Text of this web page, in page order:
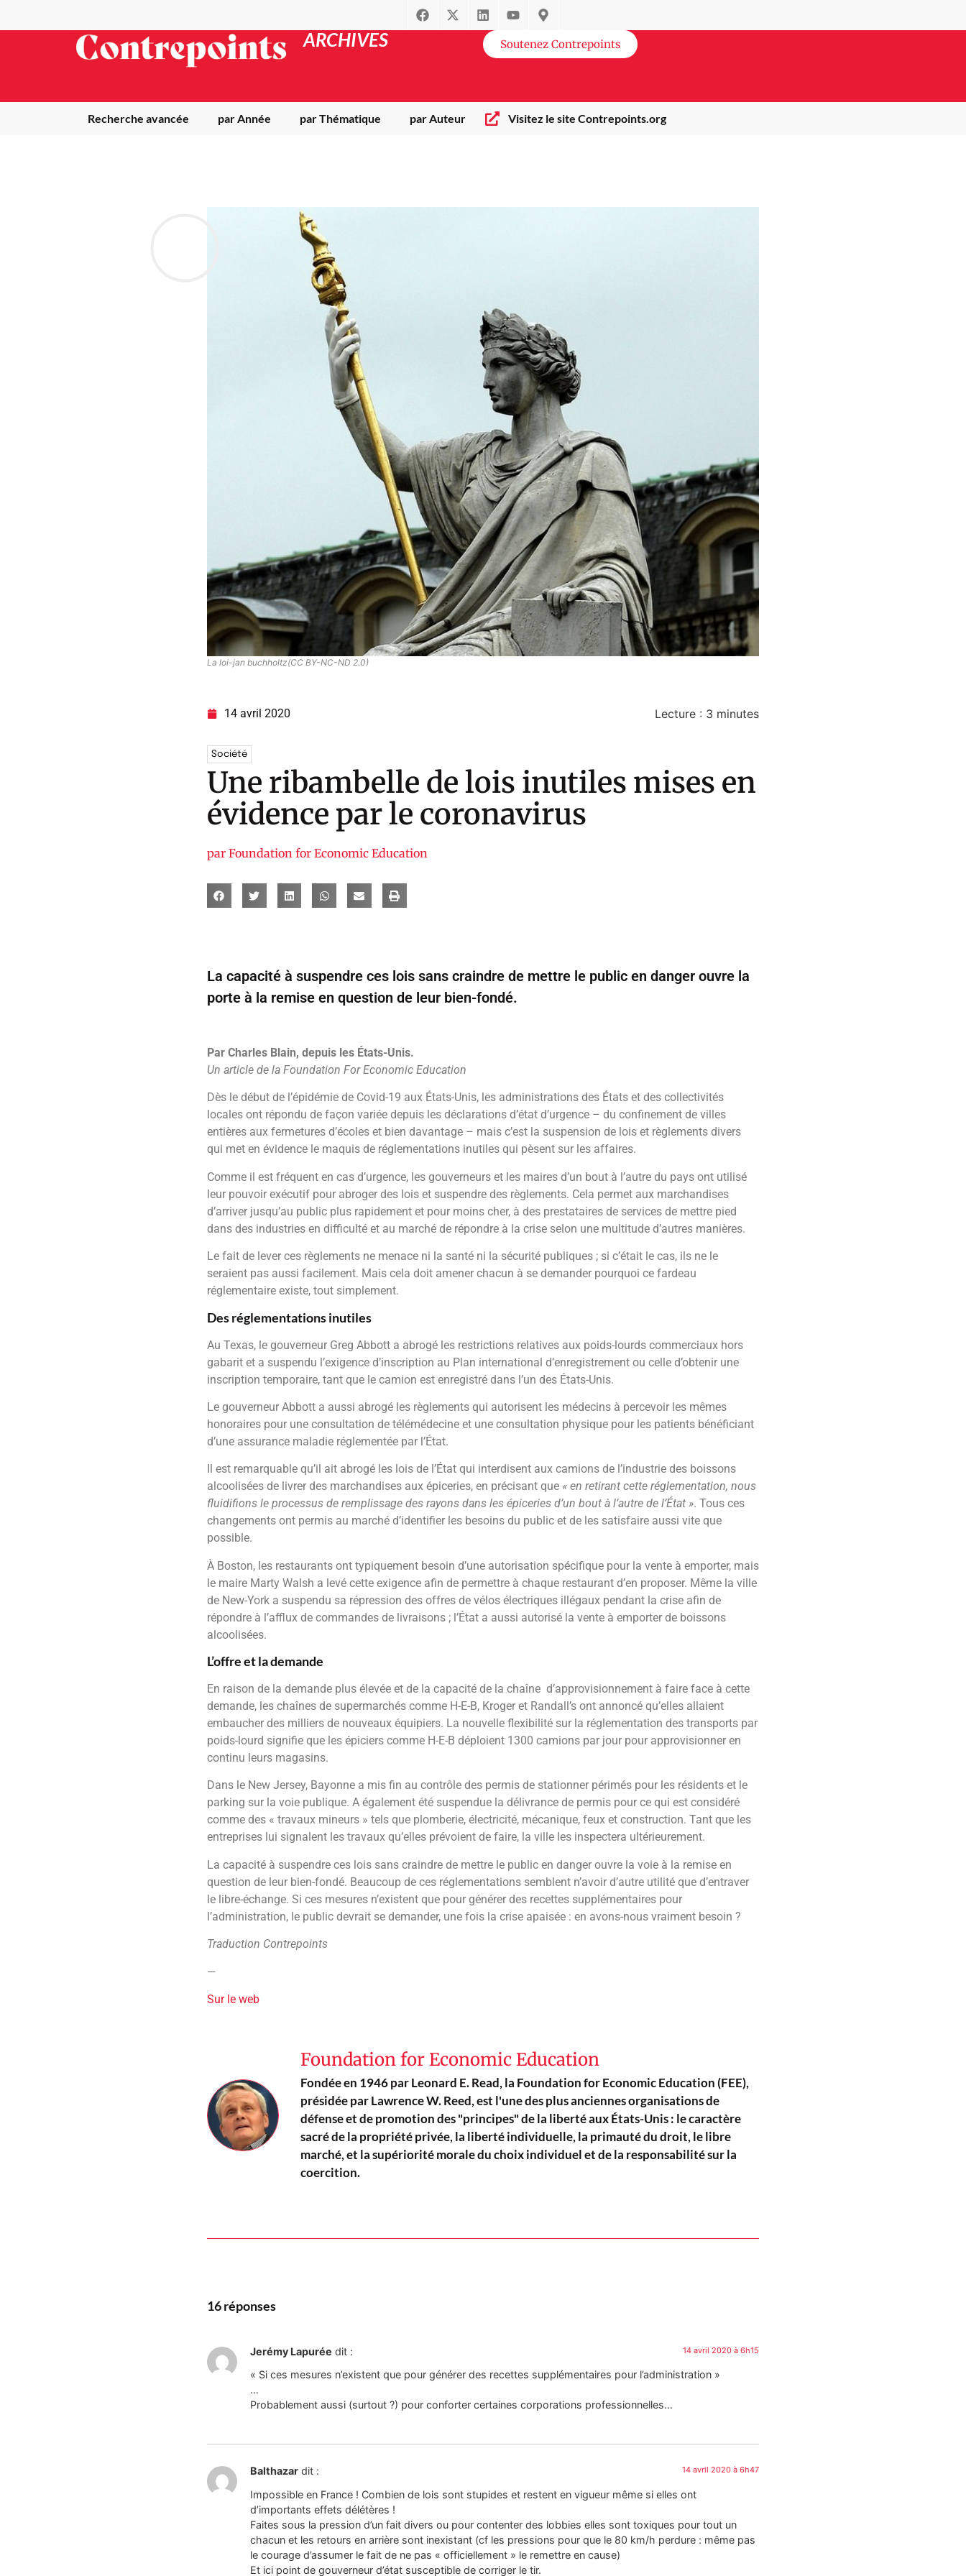
ARCHIVES Soutenez Contrepoints
Recherche avancée par Année par Thématique par Auteur Visitez le site Contrepoints.org
La loi-jan buchholtz(CC BY-NC-ND 2.0)
14 avril 2020 Lecture : 3 minutes
Société
Une ribambelle de lois inutiles mises en
évidence par le coronavirus
par Foundation for Economic Education
La capacité à suspendre ces lois sans craindre de mettre le public en danger ouvre la
porte à la remise en question de leur bien-fondé.
Par Charles Blain, depuis les États-Unis.
Un article de la Foundation For Economic Education
Dès le début de l’épidémie de Covid-19 aux États-Unis, les administrations des États et des collectivités
locales ont répondu de façon variée depuis les déclarations d’état d’urgence – du confinement de villes
entières aux fermetures d’écoles et bien davantage – mais c’est la suspension de lois et règlements divers
qui met en évidence le maquis de réglementations inutiles qui pèsent sur les affaires.
Comme il est fréquent en cas d’urgence, les gouverneurs et les maires d’un bout à l’autre du pays ont utilisé
leur pouvoir exécutif pour abroger des lois et suspendre des règlements. Cela permet aux marchandises
d’arriver jusqu’au public plus rapidement et pour moins cher, à des prestataires de services de mettre pied
dans des industries en difficulté et au marché de répondre à la crise selon une multitude d’autres manières.
Le fait de lever ces règlements ne menace ni la santé ni la sécurité publiques ; si c’était le cas, ils ne le
seraient pas aussi facilement. Mais cela doit amener chacun à se demander pourquoi ce fardeau
réglementaire existe, tout simplement.
Des réglementations inutiles
Au Texas, le gouverneur Greg Abbott a abrogé les restrictions relatives aux poids-lourds commerciaux hors
gabarit et a suspendu l’exigence d’inscription au Plan international d’enregistrement ou celle d’obtenir une
inscription temporaire, tant que le camion est enregistré dans l’un des États-Unis.
Le gouverneur Abbott a aussi abrogé les règlements qui autorisent les médecins à percevoir les mêmes
honoraires pour une consultation de télémédecine et une consultation physique pour les patients bénéficiant
d’une assurance maladie réglementée par l’État.
Il est remarquable qu’il ait abrogé les lois de l’État qui interdisent aux camions de l’industrie des boissons
alcoolisées de livrer des marchandises aux épiceries, en précisant que « en retirant cette réglementation, nous
fluidifions le processus de remplissage des rayons dans les épiceries d’un bout à l’autre de l’État ». Tous ces
changements ont permis au marché d’identifier les besoins du public et de les satisfaire aussi vite que
possible.
À Boston, les restaurants ont typiquement besoin d’une autorisation spécifique pour la vente à emporter, mais
le maire Marty Walsh a levé cette exigence afin de permettre à chaque restaurant d’en proposer. Même la ville
de New-York a suspendu sa répression des offres de vélos électriques illégaux pendant la crise afin de
répondre à l’afflux de commandes de livraisons ; l’État a aussi autorisé la vente à emporter de boissons
alcoolisées.
L’offre et la demande
En raison de la demande plus élevée et de la capacité de la chaîne d’approvisionnement à faire face à cette
demande, les chaînes de supermarchés comme H-E-B, Kroger et Randall’s ont annoncé qu’elles allaient
embaucher des milliers de nouveaux équipiers. La nouvelle flexibilité sur la réglementation des transports par
poids-lourd signifie que les épiciers comme H-E-B déploient 1300 camions par jour pour approvisionner en
continu leurs magasins.
Dans le New Jersey, Bayonne a mis fin au contrôle des permis de stationner périmés pour les résidents et le
parking sur la voie publique. A également été suspendue la délivrance de permis pour ce qui est considéré
comme des « travaux mineurs » tels que plomberie, électricité, mécanique, feux et construction. Tant que les
entreprises lui signalent les travaux qu’elles prévoient de faire, la ville les inspectera ultérieurement.
La capacité à suspendre ces lois sans craindre de mettre le public en danger ouvre la voie à la remise en
question de leur bien-fondé. Beaucoup de ces réglementations semblent n’avoir d’autre utilité que d’entraver
le libre-échange. Si ces mesures n’existent que pour générer des recettes supplémentaires pour
l’administration, le public devrait se demander, une fois la crise apaisée : en avons-nous vraiment besoin ?
Traduction Contrepoints
—
Sur le web
Foundation for Economic Education
Fondée en 1946 par Leonard E. Read, la Foundation for Economic Education (FEE),
présidée par Lawrence W. Reed, est l'une des plus anciennes organisations de
défense et de promotion des "principes" de la liberté aux États-Unis : le caractère
sacré de la propriété privée, la liberté individuelle, la primauté du droit, le libre
marché, et la supériorité morale du choix individuel et de la responsabilité sur la
coercition.
16 réponses
Jerémy Lapurée dit : 14 avril 2020 à 6h15
« Si ces mesures n’existent que pour générer des recettes supplémentaires pour l’administration »
…
Probablement aussi (surtout ?) pour conforter certaines corporations professionnelles…
Balthazar dit : 14 avril 2020 à 6h47
Impossible en France ! Combien de lois sont stupides et restent en vigueur même si elles ont
d’importants effets délétères !
Faites sous la pression d’un fait divers ou pour contenter des lobbies elles sont toxiques pour tout un
chacun et les retours en arrière sont inexistant (cf les pressions pour que le 80 km/h perdure : même pas
le courage d’assumer le fait de ne pas « officiellement » le remettre en cause)
Et ici point de gouverneur d’état susceptible de corriger le tir.